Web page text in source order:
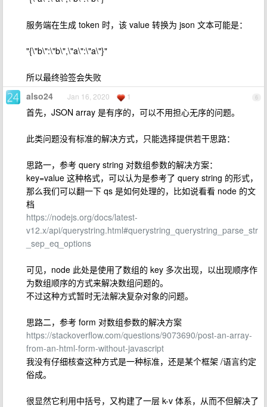
服务端在生成 token 时，该 value 转换为 json 文本可能是：
"{\"b\":\"b\",\"a\":\"a\"}"
所以最终验签会失败
6
also24 Jan 16, 2020 1
首先，JSON array 是有序的，可以不用担心无序的问题。
此类问题没有标准的解决方式，只能选择提供若干思路：
思路一，参考 query string 对数组参数的解决方案：
key=value 这种格式，可以认为是参考了 query string 的形式，
那么我们可以翻一下 qs 是如何处理的，比如说看看 node 的文
档
https://nodejs.org/docs/latest-
v12.x/api/querystring.html#querystring_querystring_parse_str
_sep_eq_options
可见，node 此处是使用了数组的 key 多次出现，以出现顺序作
为数组顺序的方式来解决数组问题的。
不过这种方式暂时无法解决复杂对象的问题。
思路二，参考 form 对数组参数的解决方案
https://stackoverflow.com/questions/9073690/post-an-array-
from-an-html-form-without-javascript
我没有仔细核查这种方式是一种标准，还是某个框架 /语言约定
俗成。
很显然它利用中括号，又构建了一层 k-v 体系，从而不但解决了